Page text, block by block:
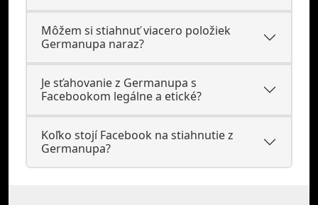
Môžem si stiahnuť viacero položiek
Germanupa naraz?
Je sťahovanie z Germanupa s
Facebookom legálne a etické?
Koľko stojí Facebook na stiahnutie z
Germanupa?